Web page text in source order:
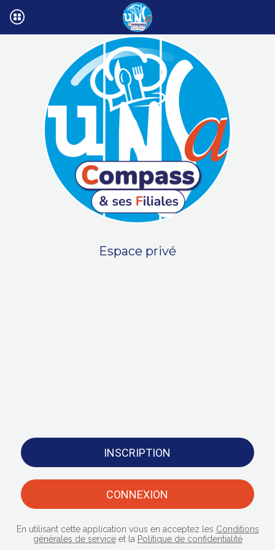
Espace privé
INSCRIPTION
CONNEXION
En utilisant cette application vous en acceptez les Conditions
générales de serviceet la Politique de confidentialité